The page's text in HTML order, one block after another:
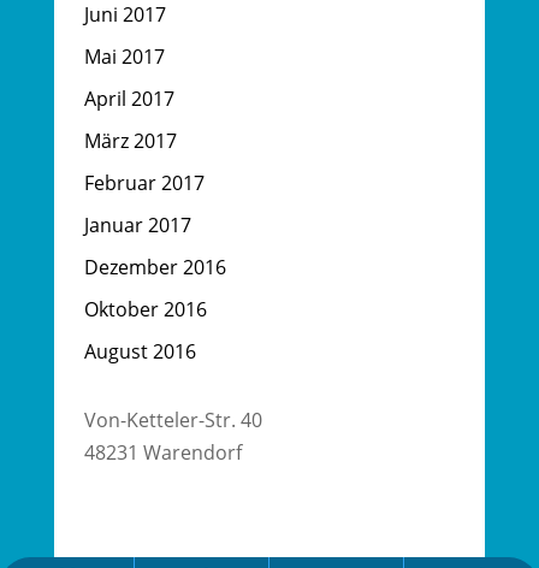
Juni 2017
Mai 2017
April 2017
März 2017
Februar 2017
Januar 2017
Dezember 2016
Oktober 2016
August 2016
Von-Ketteler-Str. 40
48231 Warendorf